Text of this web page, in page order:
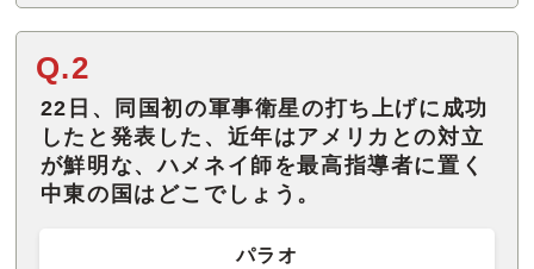
Q.2
22日、同国初の軍事衛星の打ち上げに成功
したと発表した、近年はアメリカとの対立
が鮮明な、ハメネイ師を最高指導者に置く
中東の国はどこでしょう。
パラオ